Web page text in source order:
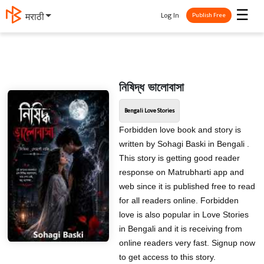
मराठी ☰
Log In Publish Free
নিষিদ্ধ ভালোবাসা
Bengali Love Stories
Forbidden love book and story is
written by Sohagi Baski in Bengali .
This story is getting good reader
response on Matrubharti app and
web since it is published free to read
for all readers online. Forbidden
love is also popular in Love Stories
in Bengali and it is receiving from
online readers very fast. Signup now
to get access to this story.